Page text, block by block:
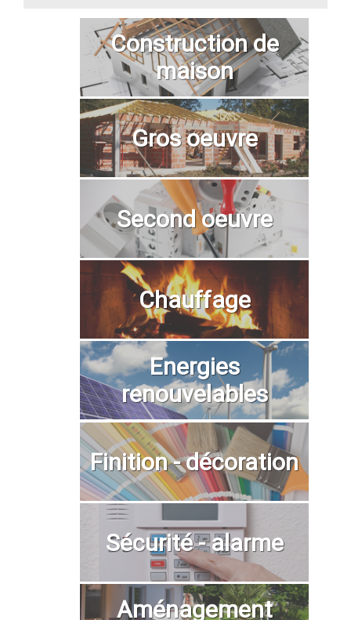
Construction de
maison
Gros oeuvre
Second oeuvre
Chauffage
Energies
renouvelables
Finition - décoration
Sécurité - alarme
Aménagement